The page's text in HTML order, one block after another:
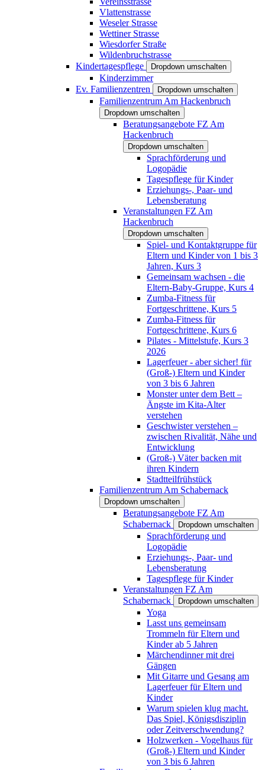
Vlattenstrasse
Weseler Strasse
Wettiner Strasse
Wiesdorfer Straße
Wildenbruchstrasse
Kindertagespflege
Dropdown umschalten
Kinderzimmer
Ev. Familienzentren
Dropdown umschalten
Familienzentrum Am Hackenbruch
Dropdown umschalten
Beratungsangebote FZ Am
Hackenbruch
Dropdown umschalten
Sprachförderung und
Logopädie
Tagespflege für Kinder
Erziehungs-, Paar- und
Lebensberatung
Veranstaltungen FZ Am
Hackenbruch
Dropdown umschalten
Spiel- und Kontaktgruppe für
Eltern und Kinder von 1 bis 3
Jahren, Kurs 3
Gemeinsam wachsen - die
Eltern-Baby-Gruppe, Kurs 4
Zumba-Fitness für
Fortgeschrittene, Kurs 5
Zumba-Fitness für
Fortgeschrittene, Kurs 6
Pilates - Mittelstufe, Kurs 3
2026
Lagerfeuer - aber sicher! für
(Groß-) Eltern und Kinder
von 3 bis 6 Jahren
Monster unter dem Bett –
Ängste im Kita-Alter
verstehen
Geschwister verstehen –
zwischen Rivalität, Nähe und
Entwicklung
(Groß-) Väter backen mit
ihren Kindern
Stadtteilfrühstück
Familienzentrum Am Schabernack
Dropdown umschalten
Beratungsangebote FZ Am
Schabernack
Dropdown umschalten
Sprachförderung und
Logopädie
Erziehungs-, Paar- und
Lebensberatung
Tagespflege für Kinder
Veranstaltungen FZ Am
Schabernack
Dropdown umschalten
Yoga
Lasst uns gemeinsam
Trommeln für Eltern und
Kinder ab 5 Jahren
Märchendinner mit drei
Gängen
Mit Gitarre und Gesang am
Lagerfeuer für Eltern und
Kinder
Warum spielen klug macht.
Das Spiel, Königsdisziplin
oder Zeitverschwendung?
Holzwerken - Vogelhaus für
(Groß-) Eltern und Kinder
von 3 bis 6 Jahren